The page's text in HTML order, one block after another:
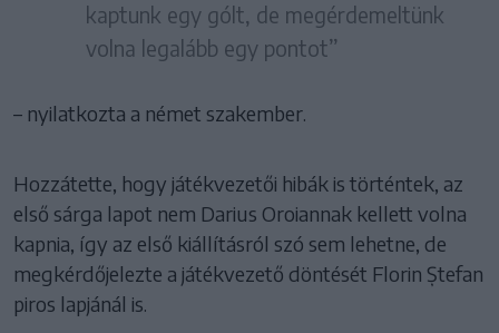
kaptunk egy gólt, de megérdemeltünk
volna legalább egy pontot”
– nyilatkozta a német szakember.
Hozzátette, hogy játékvezetői hibák is történtek, az
első sárga lapot nem Darius Oroiannak kellett volna
kapnia, így az első kiállításról szó sem lehetne, de
megkérdőjelezte a játékvezető döntését Florin Ștefan
piros lapjánál is.